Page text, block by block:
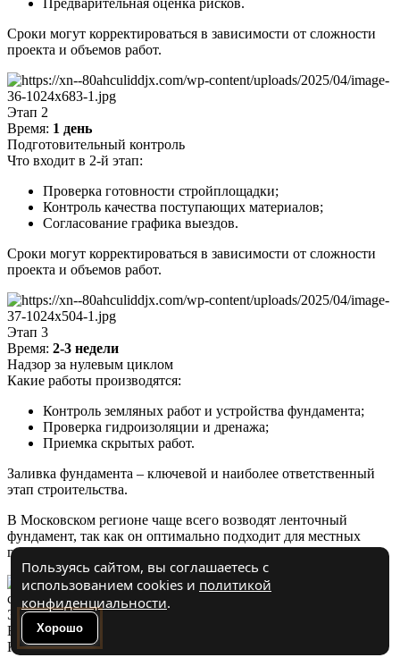
Сроки могут корректироваться в зависимости от сложности
проекта и объемов работ.
Этап 2
Время: 1 день
Подготовительный контроль
Что входит в 2-й этап:
Проверка готовности стройплощадки;
Контроль качества поступающих материалов;
Согласование графика выездов.
Сроки могут корректироваться в зависимости от сложности
проекта и объемов работ.
Этап 3
Время: 2-3 недели
Надзор за нулевым циклом
Какие работы производятся:
Контроль земляных работ и устройства фундамента;
Проверка гидроизоляции и дренажа;
Приемка скрытых работ.
Заливка фундамента – ключевой и наиболее ответственный
этап строительства.
В Московском регионе чаще всего возводят ленточный
фундамент, так как он оптимально подходит для местных
грунтов и обеспечивает надежную основу для дома.
Этап 4
Время:4-6 недель
Контроль коробки здания
Пользуясь сайтом, вы соглашаетесь с
использованием cookies и политикой
конфиденциальности.
Хорошо